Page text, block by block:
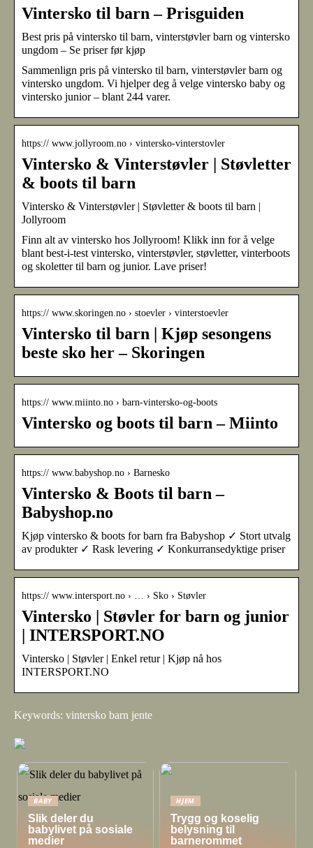
Vintersko til barn – Prisguiden
Best pris på vintersko til barn, vinterstøvler barn og vintersko
ungdom – Se priser før kjøp
Sammenlign pris på vintersko til barn, vinterstøvler barn og
vintersko ungdom. Vi hjelper deg å velge vintersko baby og
vintersko junior – blant 244 varer.
https:// www.jollyroom.no › vintersko-vinterstovler
Vintersko & Vinterstøvler | Støvletter
& boots til barn
Vintersko & Vinterstøvler | Støvletter & boots til barn |
Jollyroom
Finn alt av vintersko hos Jollyroom! Klikk inn for å velge
blant best-i-test vintersko, vinterstøvler, støvletter, vinterboots
og skoletter til barn og junior. Lave priser!
https:// www.skoringen.no › stoevler › vinterstoevler
Vintersko til barn | Kjøp sesongens
beste sko her – Skoringen
https:// www.miinto.no › barn-vintersko-og-boots
Vintersko og boots til barn – Miinto
https:// www.babyshop.no › Barnesko
Vintersko & Boots til barn –
Babyshop.no
Kjøp vintersko & boots for barn fra Babyshop ✓ Stort utvalg
av produkter ✓ Rask levering ✓ Konkurransedyktige priser
https:// www.intersport.no › … › Sko › Støvler
Vintersko | Støvler for barn og junior
| INTERSPORT.NO
Vintersko | Støvler | Enkel retur | Kjøp nå hos
INTERSPORT.NO
Keywords: vintersko barn jente
BABY
Slik deler du
babylivet på sosiale
medier
HJEM
Trygg og koselig
belysning til
barnerommet